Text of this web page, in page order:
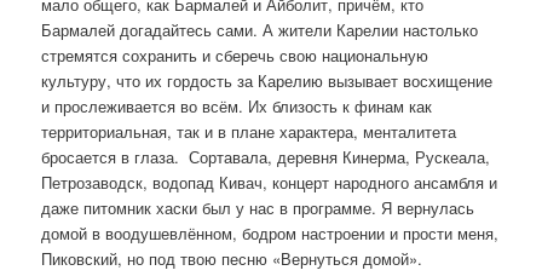
Бармалей догадайтесь сами. А жители Карелии настолько
стремятся сохранить и сберечь свою национальную
культуру, что их гордость за Карелию вызывает восхищение
и прослеживается во всём. Их близость к финам как
территориальная, так и в плане характера, менталитета
бросается в глаза. Сортавала, деревня Кинерма, Рускеала,
Петрозаводск, водопад Кивач, концерт народного ансамбля и
даже питомник хаски был у нас в программе. Я вернулась
домой в воодушевлённом, бодром настроении и прости меня,
Пиковский, но под твою песню «Вернуться домой».